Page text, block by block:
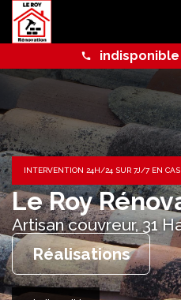
indisponible
INTERVENTION 24H/24 SUR 7J/7 EN CAS
Le Roy
Artisan couvreur,31
Réalisations